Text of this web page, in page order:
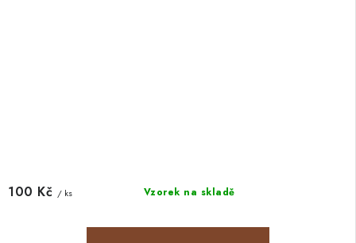
Vzorek na skladě
100 Kč / ks